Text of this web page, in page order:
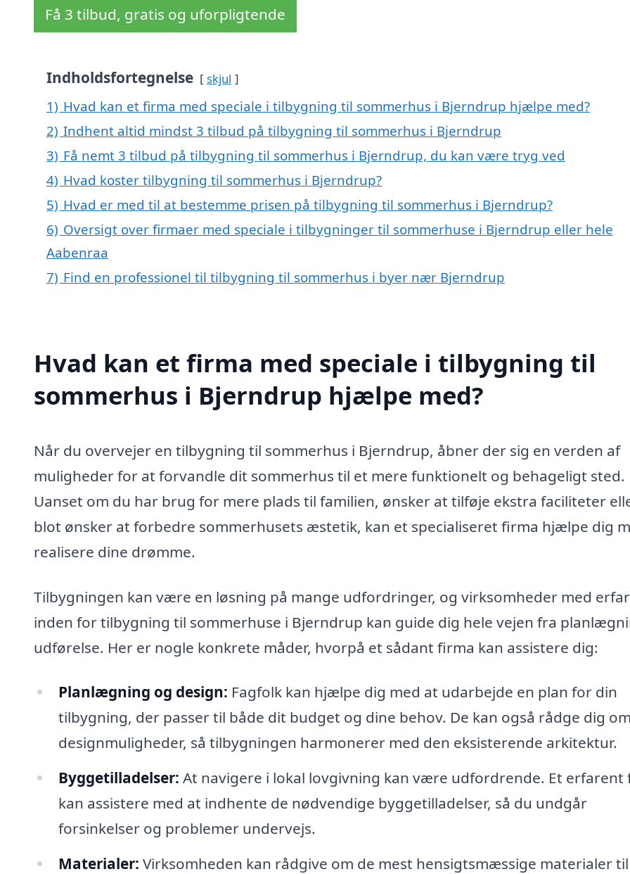
Få 3 tilbud, gratis og uforpligtende
Indholdsfortegnelse skjul
1) Hvad kan et firma med speciale i tilbygning til sommerhus i Bjerndrup hjælpe med?
2) Indhent altid mindst 3 tilbud på tilbygning til sommerhus i Bjerndrup
3) Få nemt 3 tilbud på tilbygning til sommerhus i Bjerndrup, du kan være tryg ved
4) Hvad koster tilbygning til sommerhus i Bjerndrup?
5) Hvad er med til at bestemme prisen på tilbygning til sommerhus i Bjerndrup?
6) Oversigt over firmaer med speciale i tilbygninger til sommerhuse i Bjerndrup eller hele
Aabenraa
7) Find en professionel til tilbygning til sommerhus i byer nær Bjerndrup
Hvad kan et firma med speciale i tilbygning til
sommerhus i Bjerndrup hjælpe med?
Når du overvejer en tilbygning til sommerhus i Bjerndrup, åbner der sig en verden af
muligheder for at forvandle dit sommerhus til et mere funktionelt og behageligt sted.
Uanset om du har brug for mere plads til familien, ønsker at tilføje ekstra faciliteter
blot ønsker at forbedre sommerhusets æstetik, kan et specialiseret firma hjælpe dig
realisere dine drømme.
Tilbygningen kan være en løsning på mange udfordringer, og virksomheder med
inden for tilbygning til sommerhuse i Bjerndrup kan guide dig hele vejen fra
udførelse. Her er nogle konkrete måder, hvorpå et sådant firma kan assistere dig:
Planlægning og design: Fagfolk kan hjælpe dig med at udarbejde en plan for din
tilbygning, der passer til både dit budget og dine behov. De kan også rådge dig om
designmuligheder, så tilbygningen harmonerer med den eksisterende arkitektur.
Byggetilladelser: At navigere i lokal lovgivning kan være udfordrende. Et erfarent
kan assistere med at indhente de nødvendige byggetilladelser, så du undgår
forsinkelser og problemer undervejs.
Materialer: Virksomheden kan rådgive om de mest hensigtsmæssige materialer til